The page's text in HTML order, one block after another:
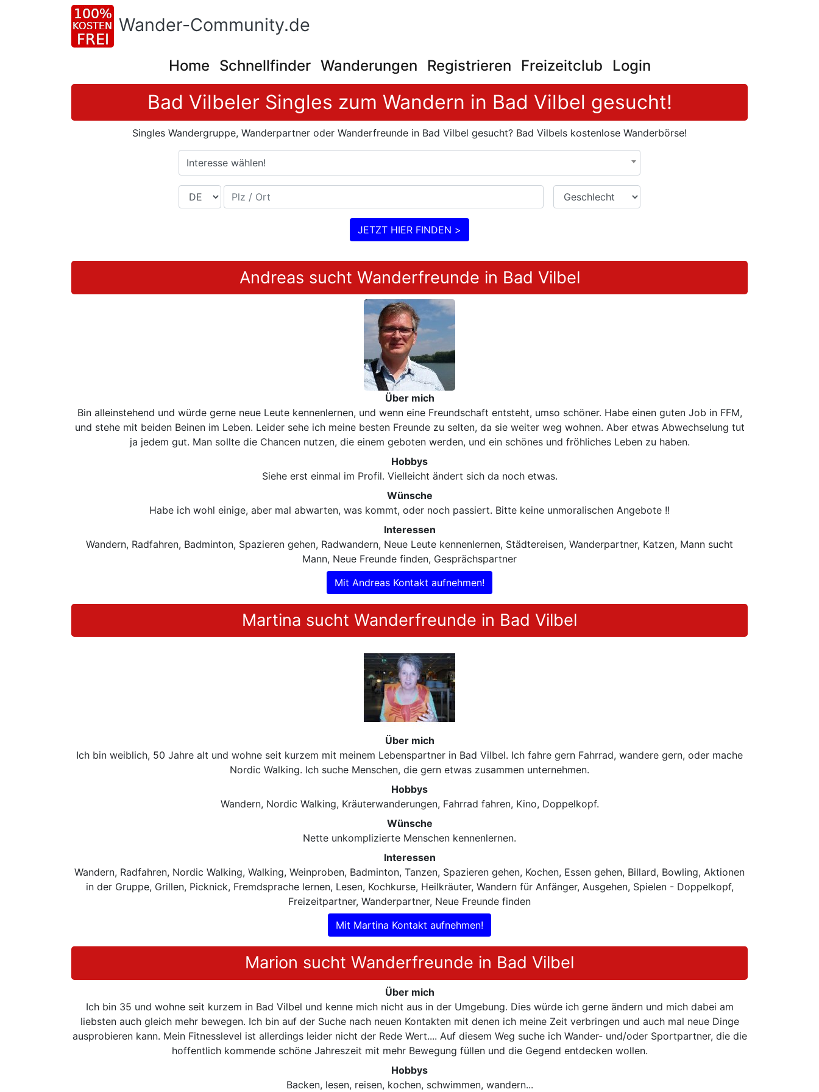
Wander-Community.de
Home Schnellfinder Wanderungen Registrieren Freizeitclub Login
Bad Vilbeler Singles zum Wandern in Bad Vilbel gesucht!
Singles Wandergruppe, Wanderpartner oder Wanderfreunde in Bad Vilbel gesucht? Bad Vilbels kostenlose Wanderbörse!
Interesse wählen!
Land Plz / Ort Geschlecht
JETZT HIER FINDEN >
Andreas sucht Wanderfreunde in Bad Vilbel
Über mich
Bin alleinstehend und würde gerne neue Leute kennenlernen, und wenn eine Freundschaft entsteht, umso schöner. Habe einen guten Job in FFM,
und stehe mit beiden Beinen im Leben. Leider sehe ich meine besten Freunde zu selten, da sie weiter weg wohnen. Aber etwas Abwechselung tut
ja jedem gut. Man sollte die Chancen nutzen, die einem geboten werden, und ein schönes und fröhliches Leben zu haben.
Hobbys
Siehe erst einmal im Profil. Vielleicht ändert sich da noch etwas.
Wünsche
Habe ich wohl einige, aber mal abwarten, was kommt, oder noch passiert. Bitte keine unmoralischen Angebote !!
Interessen
Wandern, Radfahren, Badminton, Spazieren gehen, Radwandern, Neue Leute kennenlernen, Städtereisen, Wanderpartner, Katzen, Mann sucht
Mann, Neue Freunde finden, Gesprächspartner
Mit Andreas Kontakt aufnehmen!
Martina sucht Wanderfreunde in Bad Vilbel
Über mich
Ich bin weiblich, 50 Jahre alt und wohne seit kurzem mit meinem Lebenspartner in Bad Vilbel. Ich fahre gern Fahrrad, wandere gern, oder mache
Nordic Walking. Ich suche Menschen, die gern etwas zusammen unternehmen.
Hobbys
Wandern, Nordic Walking, Kräuterwanderungen, Fahrrad fahren, Kino, Doppelkopf.
Wünsche
Nette unkomplizierte Menschen kennenlernen.
Interessen
Wandern, Radfahren, Nordic Walking, Walking, Weinproben, Badminton, Tanzen, Spazieren gehen, Kochen, Essen gehen, Billard, Bowling, Aktionen
in der Gruppe, Grillen, Picknick, Fremdsprache lernen, Lesen, Kochkurse, Heilkräuter, Wandern für Anfänger, Ausgehen, Spielen - Doppelkopf,
Freizeitpartner, Wanderpartner, Neue Freunde finden
Mit Martina Kontakt aufnehmen!
Marion sucht Wanderfreunde in Bad Vilbel
Über mich
Ich bin 35 und wohne seit kurzem in Bad Vilbel und kenne mich nicht aus in der Umgebung. Dies würde ich gerne ändern und mich dabei am
liebsten auch gleich mehr bewegen. Ich bin auf der Suche nach neuen Kontakten mit denen ich meine Zeit verbringen und auch mal neue Dinge
ausprobieren kann. Mein Fitnesslevel ist allerdings leider nicht der Rede Wert.... Auf diesem Weg suche ich Wander- und/oder Sportpartner, die die
hoffentlich kommende schöne Jahreszeit mit mehr Bewegung füllen und die Gegend entdecken wollen.
Hobbys
Backen, lesen, reisen, kochen, schwimmen, wandern...